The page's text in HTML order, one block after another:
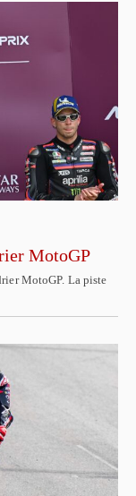
MotoGP
MotoGP. La piste